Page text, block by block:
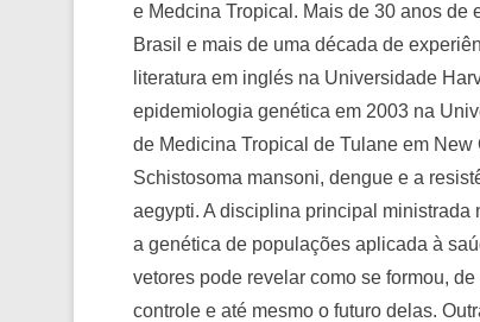
e Medcina Tropical. Mais de 30 anos
Brasil e mais de uma década de
literatura em inglés na Universidade
epidemiologia genética em 2003 na
de Medicina Tropical de Tulane em
Schistosoma mansoni, dengue e a
aegypti. A disciplina principal
a genética de populações aplicada à
vetores pode revelar como se formou,
controle e até mesmo o futuro delas.